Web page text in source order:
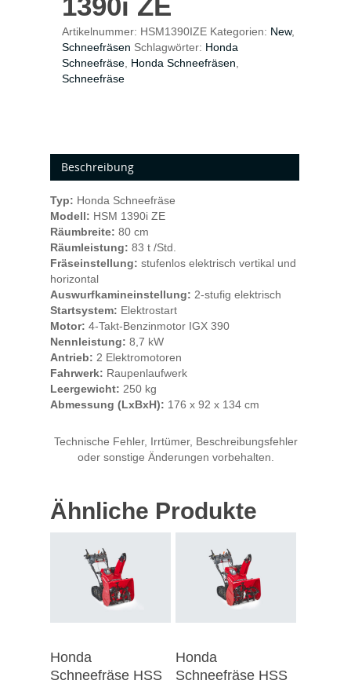
Artikelnummer: HSM1390IZE Kategorien: New,
Schneefräsen Schlagwörter: Honda
Schneefräse Honda Schneefräsen
Schneefräse
Beschreibung
Typ: Honda Schneefräse
Modell: HSM 1390i ZE
Räumbreite: 80 cm
Räumleistung: 83 t /Std.
Fräseinstellung: stufenlos elektrisch vertikal und
horizontal
Auswurfkamineinstellung: 2-stufig elektrisch
Startsystem: Elektrostart
Motor: 4-Takt-Benzinmotor IGX 390
Nennleistung: 8,7 kW
Antrieb: 2 Elektromotoren
Fahrwerk: Raupenlaufwerk
Leergewicht: 250 kg
Abmessung (LxBxH): 176 x 92 x 134 cm
Technische Fehler, Irrtümer, Beschreibungsfehler
oder sonstige Änderungen vorbehalten.
Ähnliche Produkte
Honda
Schneefräse HSS
Honda
Schneefräse HSS